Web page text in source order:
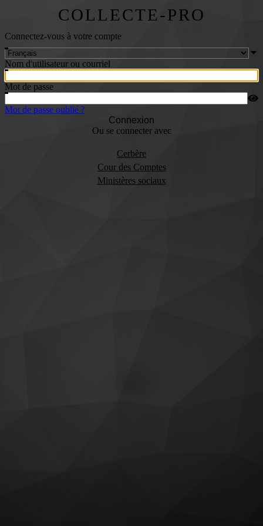
COLLECTE-PRO
Connectez-vous à votre compte
Nom d'utilisateur ou courriel
Mot de passe
Mot de passe oublié ?
Connexion
Ou se connecter avec
Cerbère
Cour des Comptes
Ministères sociaux